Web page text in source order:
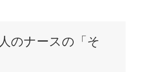
のナースの「そ